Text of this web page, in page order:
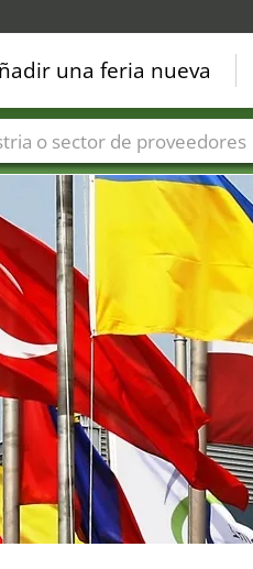
una feria nueva
de ferias Sectores de